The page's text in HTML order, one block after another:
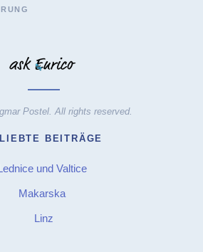
Postel. All rights reserved.
BEITRÄGE
und Valtice
Makarska
Linz